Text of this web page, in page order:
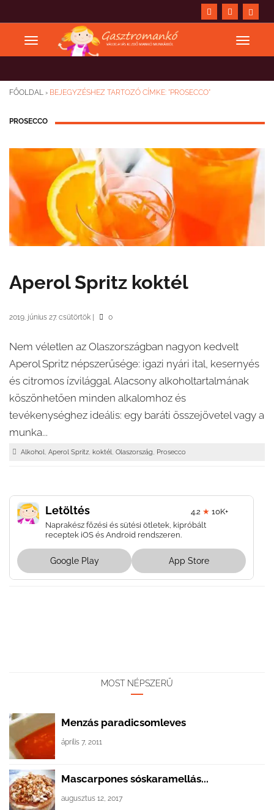
FŐOLDAL › BEJEGYZÉSHEZ TARTOZÓ CÍMKE: "PROSECCO"
PROSECCO
Aperol Spritz koktél
2019. június 27. csütörtök 0
Nem véletlen az Olaszországban nagyon kedvelt
Aperol Spritz népszerűsége: igazi nyári ital, kesernyés
és citromos ízvilággal. Alacsony alkoholtartalmának
köszönhetően minden alkalomhoz és
tevékenységhez ideális: egy baráti összejövetel vagy a
munka...
Alkohol, Aperol Spritz, koktél, Olaszország, Prosecco
Letöltés 4.2 ★ 10K+
Naprakész főzési és sütési ötletek, kipróbált
receptek iOS és Android rendszeren.
Google Play App Store
MOST NÉPSZERŰ
Menzás paradicsomleves
április 7, 2011
Mascarpones sóskaramellás...
augusztus 12, 2017